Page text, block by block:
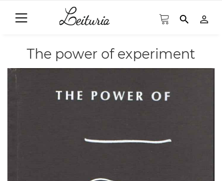
search person_outline
The power of experiment